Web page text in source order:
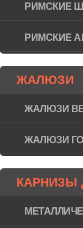
РИМСКИЕ
РИМСКИЕ
ЖАЛЮЗИ
ЖАЛЮЗИ
ЖАЛЮЗИ
КАРНИЗЫ